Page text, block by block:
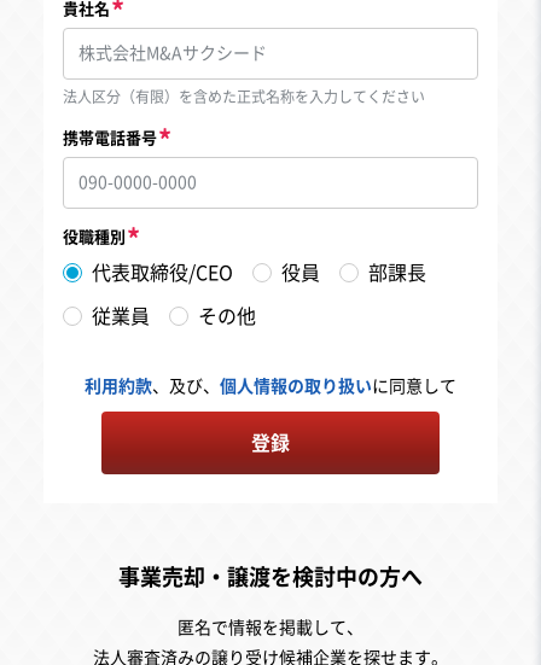
貴社名
法人区分（有限）を含めた正式名称を入力してください
携帯電話番号
役職種別
代表取締役/CEO 役員 部課長
従業員 その他
利用約款、及び、 個人情報の取り扱いに同意して
登録
事業売却・譲渡を検討中の方へ
匿名で情報を掲載して、
法人審査済みの譲り受け候補企業を探せます。